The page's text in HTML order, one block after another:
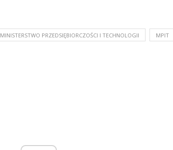
MINISTERSTWO PRZEDSIĘBIORCZOŚCI I TECHNOLOGII MPIT